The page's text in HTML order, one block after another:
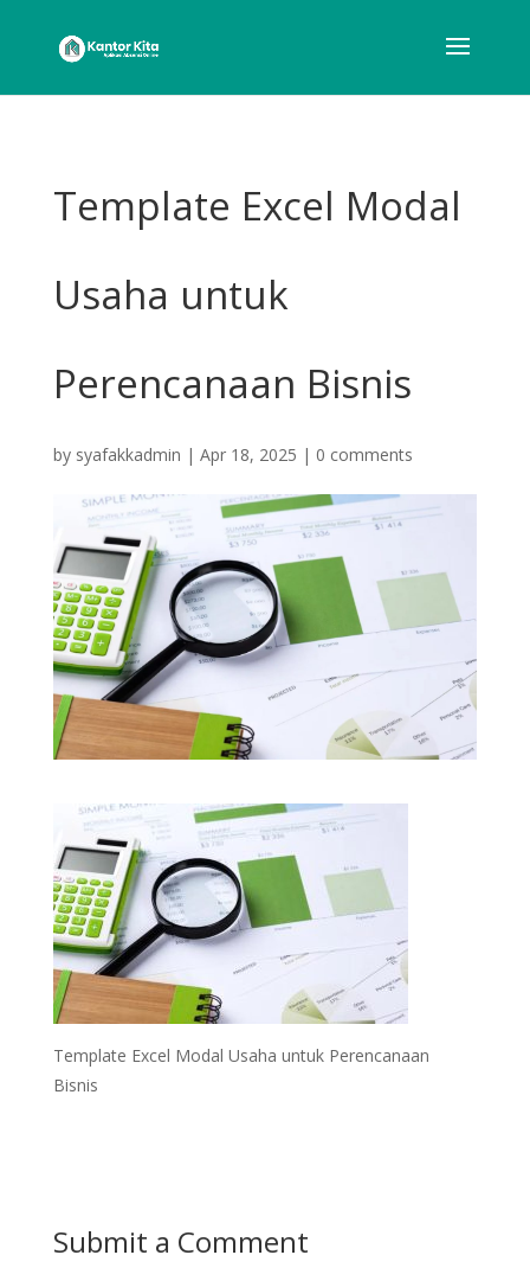
Template Excel Modal
Usaha untuk
Perencanaan Bisnis
by syafakkadmin | Apr 18, 2025 | 0 comments
Template Excel Modal Usaha untuk Perencanaan
Bisnis
Submit a Comment